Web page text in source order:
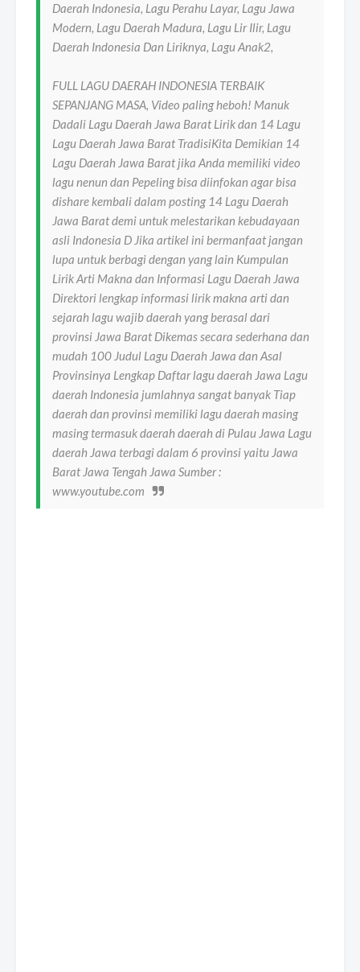
Daerah Indonesia, Lagu Perahu Layar, Lagu Jawa
Modern, Lagu Daerah Madura, Lagu Lir Ilir, Lagu
Daerah Indonesia Dan Liriknya, Lagu Anak2,
FULL LAGU DAERAH INDONESIA TERBAIK
SEPANJANG MASA, Video paling heboh! Manuk
Dadali Lagu Daerah Jawa Barat Lirik dan 14 Lagu
Lagu Daerah Jawa Barat TradisiKita Demikian 14
Lagu Daerah Jawa Barat jika Anda memiliki video
lagu nenun dan Pepeling bisa diinfokan agar bisa
dishare kembali dalam posting 14 Lagu Daerah
Jawa Barat demi untuk melestarikan kebudayaan
asli Indonesia D Jika artikel ini bermanfaat jangan
lupa untuk berbagi dengan yang lain Kumpulan
Lirik Arti Makna dan Informasi Lagu Daerah Jawa
Direktori lengkap informasi lirik makna arti dan
sejarah lagu wajib daerah yang berasal dari
provinsi Jawa Barat Dikemas secara sederhana dan
mudah 100 Judul Lagu Daerah Jawa dan Asal
Provinsinya Lengkap Daftar lagu daerah Jawa Lagu
daerah Indonesia jumlahnya sangat banyak Tiap
daerah dan provinsi memiliki lagu daerah masing
masing termasuk daerah daerah di Pulau Jawa Lagu
daerah Jawa terbagi dalam 6 provinsi yaitu Jawa
Barat Jawa Tengah Jawa Sumber :
www.youtube.com